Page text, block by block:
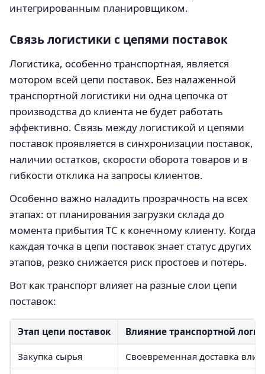
интегрированным планировщиком.
Связь логистики с цепями поставок
Логистика, особенно транспортная, является
мотором всей цепи поставок. Без налаженной
транспортной логистики ни одна цепочка от
производства до клиента не будет работать
эффективно. Связь между логистикой и цепями
поставок проявляется в синхронизации поставок,
наличии остатков, скорости оборота товаров и в
гибкости отклика на запросы клиентов.
Особенно важно наладить прозрачность на всех
этапах: от планирования загрузки склада до
момента прибытия ТС к конечному клиенту. Когда
каждая точка в цепи поставок знает статус других
этапов, резко снижается риск простоев и потерь.
Вот как транспорт влияет на разные слои цепи
поставок:
Этап цепи поставок Влияние транспортной
Закупка сырья Своевременная доставка